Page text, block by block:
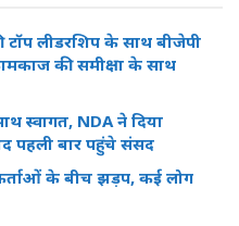
टॉप लीडरशिप के साथ बीजेपी
की समीक्षा के साथ
स्वागत, NDA ने दिया
पहली बार पहुंचे संसद
के बीच झड़प, कई लोग